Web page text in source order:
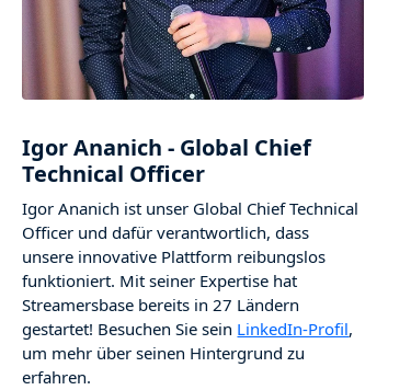
Igor Ananich - Global Chief
Technical Officer
Igor Ananich ist unser Global Chief Technical
Officer und dafür verantwortlich, dass
unsere innovative Plattform reibungslos
funktioniert. Mit seiner Expertise hat
Streamersbase bereits in 27 Ländern
gestartet! Besuchen Sie sein LinkedIn-Profil,
um mehr über seinen Hintergrund zu
erfahren.